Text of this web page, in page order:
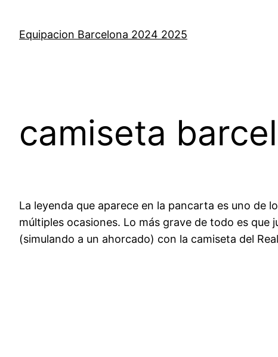
contenido
Equipacion Barcelona 2024 2025
camiseta
La leyenda que aparece en la pancarta es uno de
múltiples ocasiones. Lo más grave de todo es
(simulando a un ahorcado) con la camiseta del